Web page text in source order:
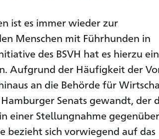
ist es immer wieder zur
Menschen mit Führhunden in
des BSVH hat es hierzu ein
Aufgrund der Häufigkeit der
an die Behörde für
Senats gewandt, der
einer Stellungnahme
bezieht sich vorwiegend auf das